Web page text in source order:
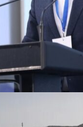
EUR
: 5,2513 RON
USD: 4,5507 RON
CHF
: 5,6221 RON
GBP: 6,1236 RON
Convertor
»
Rezultat: